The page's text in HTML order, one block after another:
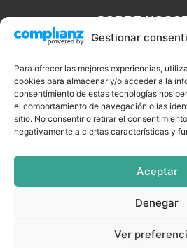
Gestionar
Para ofrecer las mejores experiencias,
cookies para almacenar y/o acceder a la
consentimiento de estas tecnologías nos
el comportamiento de navegación o las
sitio. No consentir o retirar el
negativamente a ciertas características y
Aceptar
Denegar
Ver
SOBRE
que necesitas saber sobre noticias,
aplicaciones que te ayudaran
EQUIPAMIENTO
TUTORIALES